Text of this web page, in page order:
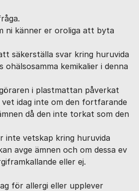
ni känner er oroliga att byta
säkerställa svar kring huruvida
ohälsosamma kemikalier i denna
i plastmattan påverkat
idag inte om den fortfarande
då den inte torkat som den
inte vetskap kring huruvida
avge ämnen och om dessa ev
eller ej.
för allergi eller upplever